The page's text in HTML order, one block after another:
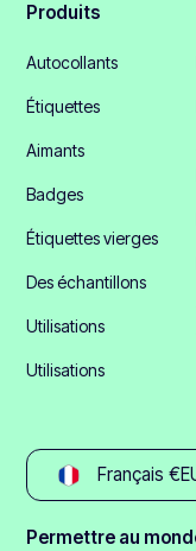
Produits
Autocollants
Étiquettes
Aimants
Badges
Étiquettes vierges
Des échantillons
Utilisations
Utilisations
Français
Permettre au